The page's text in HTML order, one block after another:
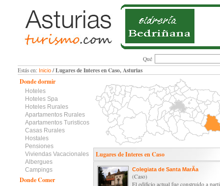
Qué
Estás en: Inicio/ Lugares de Interes en Caso, Asturias
Donde dormir
Hoteles
Hoteles Spa
Hoteles Rurales
Apartamentos Rurales
Apartamentos Turisticos
Casas Rurales
Hostales
Pensiones
Viviendas Vacacionales
Albergues
Campings
Donde Comer
Lugares de Interes en Caso
Colegiata de Santa MarÃ­a
(Caso)
El edificio actual fue construido a